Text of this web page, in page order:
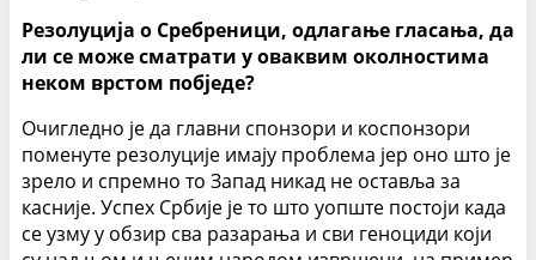
Резолуција о Сребреници, одлагање гласања, да
ли се може сматрати у оваквим околностима
неком врстом побједе?
Очигледно је да главни спонзори и коспонзори
поменуте резолуције имају проблема јер оно што је
зрело и спремно то Запад никад не оставља за
касније. Успех Србије је то што уопште постоји када
се узму у обзир сва разарања и сви геноциди који